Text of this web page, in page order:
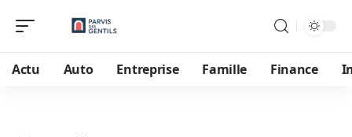
Actu Auto Entreprise Famille Finance